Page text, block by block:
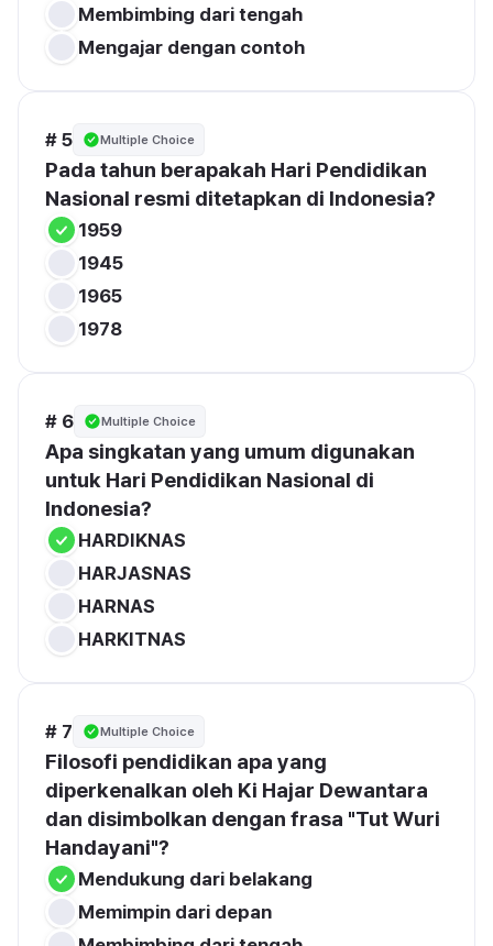
Membimbing dari tengah
Mengajar dengan contoh
# 5 Multiple Choice
Pada tahun berapakah Hari Pendidikan
Nasional resmi ditetapkan di Indonesia?
1959
1945
1965
1978
# 6 Multiple Choice
Apa singkatan yang umum digunakan
untuk Hari Pendidikan Nasional di
Indonesia?
HARDIKNAS
HARJASNAS
HARNAS
HARKITNAS
# 7 Multiple Choice
Filosofi pendidikan apa yang
diperkenalkan oleh Ki Hajar Dewantara
dan disimbolkan dengan frasa "Tut Wuri
Handayani"?
Mendukung dari belakang
Memimpin dari depan